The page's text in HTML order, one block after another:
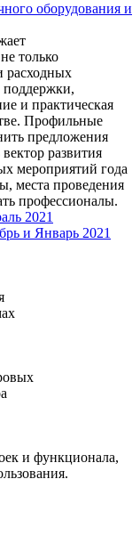
оборудования и
только
расходных
поддержки,
и практическая
Профильные
предложения
развития
мероприятий года
места проведения
профессионалы.
2021
и Январь 2021
и функционала,